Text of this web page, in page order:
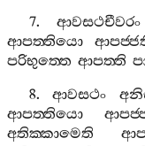
7. ආවසථචීවරං
ආපත‍්තියො
පරිභුත‍්තෙ ආපත‍්ති
8.ආවසථං
ආපත‍්තියො
අතික‍්කාමෙති